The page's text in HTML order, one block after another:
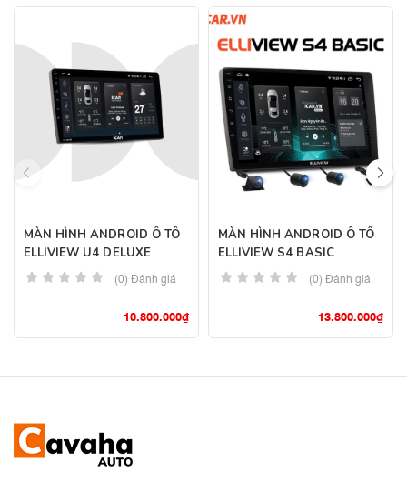
MÀN HÌNH ANDROID Ô TÔ
ELLIVIEW U4 DELUXE
(0) Đánh giá
10.800.000₫
MÀN HÌNH ANDROID Ô TÔ
ELLIVIEW S4 BASIC
(0) Đánh giá
13.800.000₫